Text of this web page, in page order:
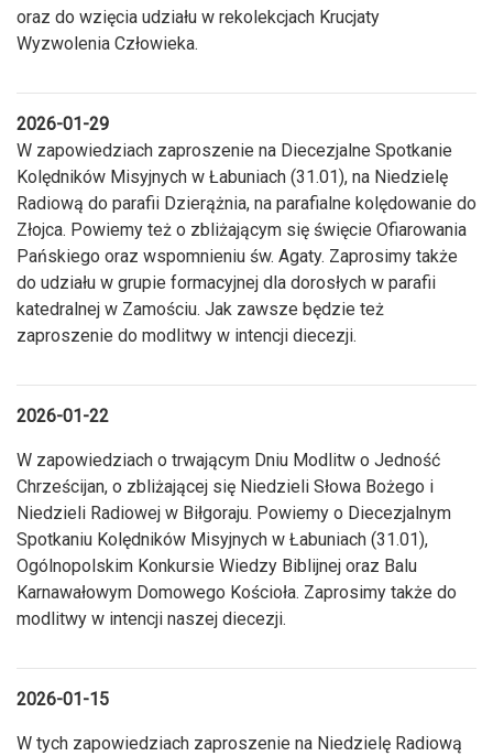
oraz do wzięcia udziału w rekolekcjach Krucjaty
Wyzwolenia Człowieka.
2026-01-29
W zapowiedziach zaproszenie na Diecezjalne Spotkanie
Kolędników Misyjnych w Łabuniach (31.01), na Niedzielę
Radiową do parafii Dzierążnia, na parafialne kolędowanie do
Złojca. Powiemy też o zbliżającym się święcie Ofiarowania
Pańskiego oraz wspomnieniu św. Agaty. Zaprosimy także
do udziału w grupie formacyjnej dla dorosłych w parafii
katedralnej w Zamościu. Jak zawsze będzie też
zaproszenie do modlitwy w intencji diecezji.
2026-01-22
W zapowiedziach o trwającym Dniu Modlitw o Jedność
Chrześcijan, o zbliżającej się Niedzieli Słowa Bożego i
Niedzieli Radiowej w Biłgoraju. Powiemy o Diecezjalnym
Spotkaniu Kolędników Misyjnych w Łabuniach (31.01),
Ogólnopolskim Konkursie Wiedzy Biblijnej oraz Balu
Karnawałowym Domowego Kościoła. Zaprosimy także do
modlitwy w intencji naszej diecezji.
2026-01-15
W tych zapowiedziach zaproszenie na Niedzielę Radiową